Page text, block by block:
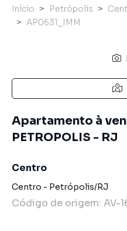
Início Petrópolis
AP0631_IMM
Apartamento à
PETROPOLIS - RJ
Centro
Centro - Petrópolis/RJ
Código de origem: AV-